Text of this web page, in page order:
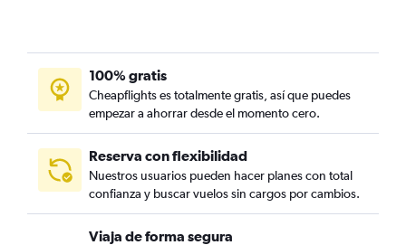
100% gratis
Cheapflights es totalmente gratis, así que puedes
empezar a ahorrar desde el momento cero.
Reserva con flexibilidad
Nuestros usuarios pueden hacer planes con total
confianza y buscar vuelos sin cargos por cambios.
Viaja de forma segura